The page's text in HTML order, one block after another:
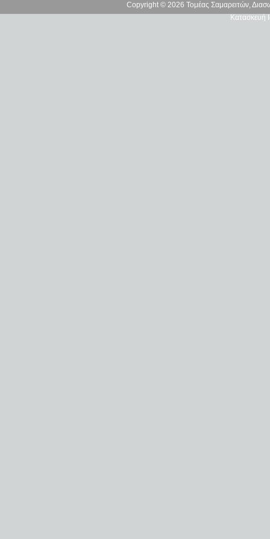
Copyright © 2026 Τομέας Σαμαρειτών,
Κατασκευή